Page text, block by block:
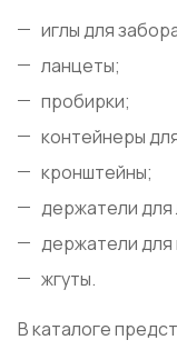
иглы для
ланцеты;
пробирки;
контейнеры
кронштейны;
держатели для
держатели для
жгуты.
В каталоге